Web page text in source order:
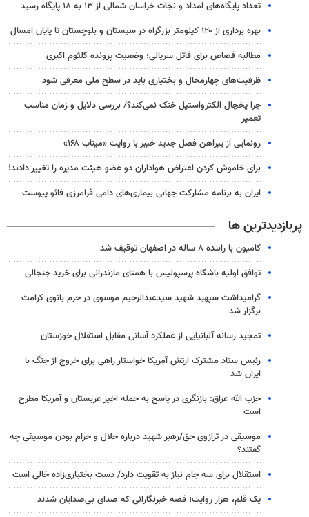
تعداد پایگاه‌های امداد و نجات خراسان شمالی از ۱۳ به ۱۸ پایگاه رسید
بهره برداری از ۱۲۰ کیلومتر بزرگراه در سیستان و بلوچستان تا پایان امسال
مطالبه قصاص برای قاتل سریالی؛ وضعیت پرونده کلثوم اکبری
ظرفیت‌های چهارمحال و بختیاری باید در سطح ملی معرفی شود
چرا یخچال الکترواستیل خنک نمی‌کند؟/ بررسی دلایل و زمان مناسب
تعمیر
رونمایی از پیراهن فصل جدید خیبر با روایت «میناب ۱۶۸»
برای خاموش کردن اعتراض هواداران دو عضو هیئت مدیره را تغییر دادند!
ایران به برنامه مشارکت جهانی بیماری‌های دامی فرامرزی فائو پیوست
پربازدیدترین ها
کامیون با راننده ۸ ساله در اصفهان توقیف شد
توافق اولیه باشگاه پرسپولیس با همتای مازندرانی برای خرید جنجالی
گرامیداشت سپهبد شهید سیدعبدالرحیم موسوی در حرم بانوی کرامت
برگزار شد
تمجید رسانه آلبانیایی از عملکرد آسانی مقابل استقلال خوزستان
رئیس ستاد مشترک ارتش آمریکا خواستار راهی برای خروج از جنگ با
ایران شد
حزب الله عراق: بازنگری در پاسخ به حمله اخیر عربستان و آمریکا مطرح
است
موسیقی در ترازوی حق/رهبر شهید درباره حلال و حرام بودن موسیقی چه
گفتند؟
استقلال برای سه جام نیاز به تقویت دارد/ دست بختیاری‌زاده خالی است
یک قلم، هزار روایت؛ قصه خبرنگارانی که صدای بی‌صدایان شدند